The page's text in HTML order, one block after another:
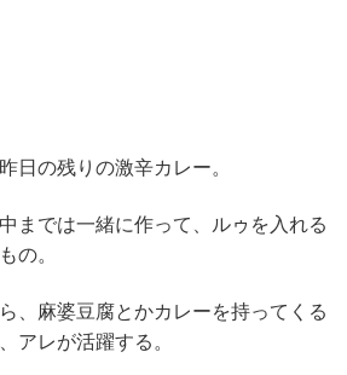
日の残りの激辛カレー。
までは一緒に作って、ルゥを入れる
の。
、麻婆豆腐とかカレーを持ってくる
アレが活躍する。